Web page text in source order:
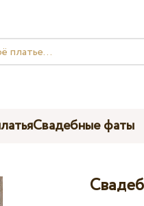
Свадебные фаты